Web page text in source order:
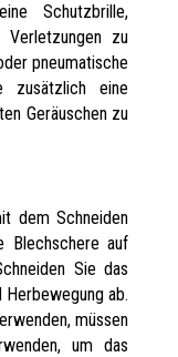
Schutzbrille,
Verletzungen zu
pneumatische
zusätzlich eine
Geräuschen zu
dem Schneiden
Blechschere auf
Sie das
ab.
müssen
um das